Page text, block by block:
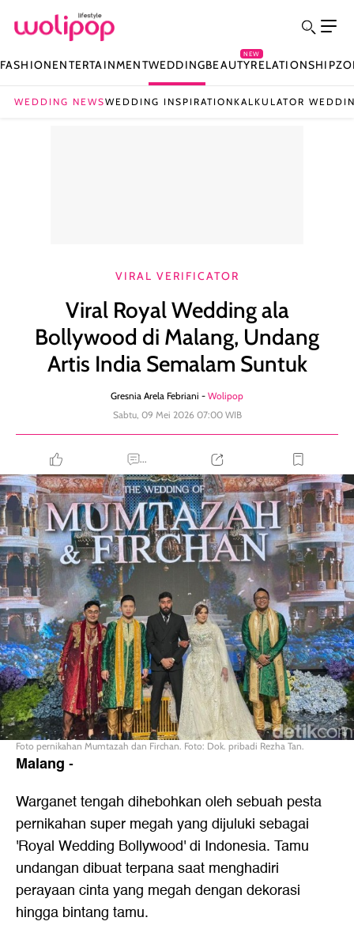
FASHIONENTERTAINMENTWEDDINGBEAUTY
NEW
RELATIONSHIP
WEDDING NEWSWEDDING INSPIRATION KALKULATOR
VIRAL VERIFICATOR
Viral Royal Wedding ala
Bollywood di Malang, Undang
Artis India Semalam Suntuk
Gresnia Arela Febriani - Wolipop
Sabtu, 09 Mei 2026 07:00 WIB
...
Foto pernikahan Mumtazah dan Firchan. Foto: Dok. pribadi Rezha Tan.
Malang -
Warganet tengah dihebohkan oleh sebuah pesta
pernikahan super megah yang dijuluki sebagai
'Royal Wedding Bollywood' di Indonesia. Tamu
undangan dibuat terpana saat menghadiri
perayaan cinta yang megah dengan dekorasi
hingga bintang tamu.